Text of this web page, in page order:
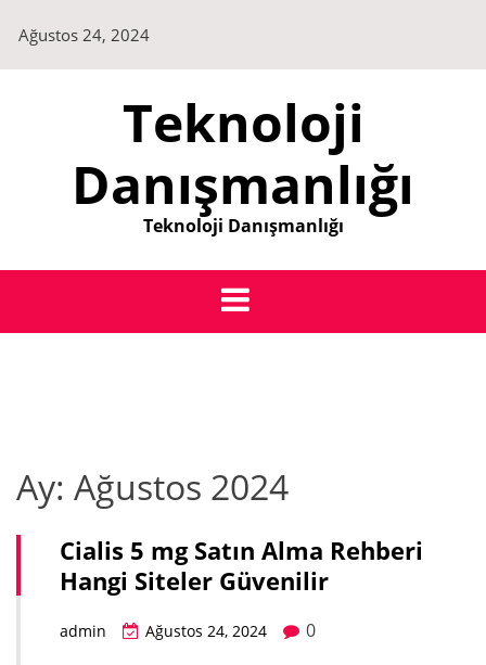
content
Ağustos 24, 2024
Teknoloji
Danışmanlığı
Teknoloji Danışmanlığı
Ay: Ağustos 2024
Cialis 5 mg Satın Alma Rehberi
Hangi Siteler Güvenilir
admin Ağustos 24, 2024
0